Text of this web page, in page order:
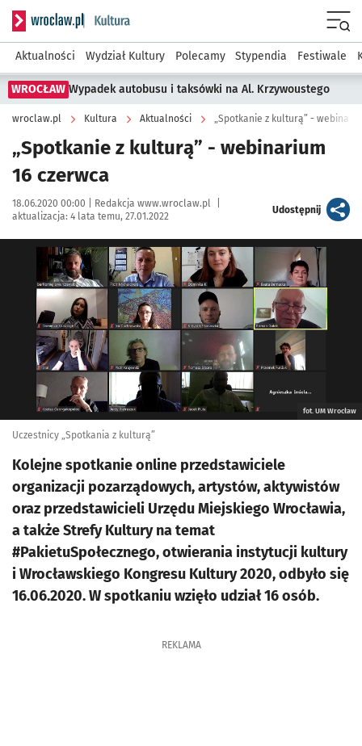
Serwis informacyjny wroclaw.pl podserwis: Kultura
Aktualności Wydział Kultury Polecamy Stypendia Festiwale
WROCŁAW Wypadek autobusu i taksówki na Al. Krzywoustego
wroclaw.pl Kultura Aktualności „Spotkanie z kulturą” -
„Spotkanie z kulturą” - webinarium
16 czerwca
Data publikacji:
18.06.2020 00:00 | Autor:
Redakcja www.wroclaw.pl
aktualizacja: 4 lata temu, 27.01.2022
Udostępnijartykuł
Kliknij, aby powiększyć
fot. UM Wrocław
Uczestnicy „Spotkania z kulturą”
Kolejne spotkanie online przedstawiciele
organizacji pozarządowych, artystów, aktywistów
oraz przedstawicieli Urzędu Miejskiego Wrocławia,
a także Strefy Kultury na temat
#PakietuSpołecznego, otwierania instytucji kultury
i Wrocławskiego Kongresu Kultury 2020, odbyło się
16.06.2020. W spotkaniu wzięło udział 16 osób.
REKLAMA